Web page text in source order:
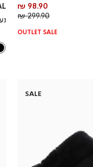
מחיר
מוצר
98.90 ₪
מחיר
299.90 ₪
OUTLET SALE
SALE